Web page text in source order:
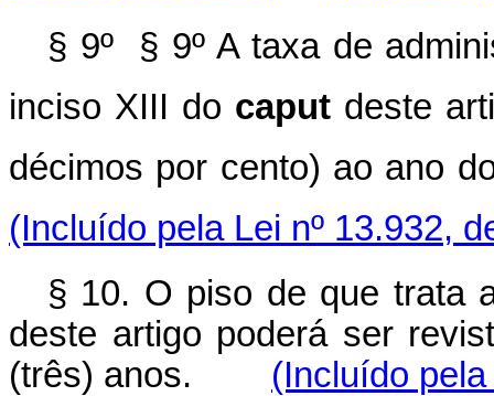
§ 9º § 9º A taxa de
inciso XIII do caputdeste
décimos por cento) ao ano
(Incluído pela Lei nº 13.932,
§ 10. O piso de que trata
deste artigo poderá ser
(três) anos.
(Incluído